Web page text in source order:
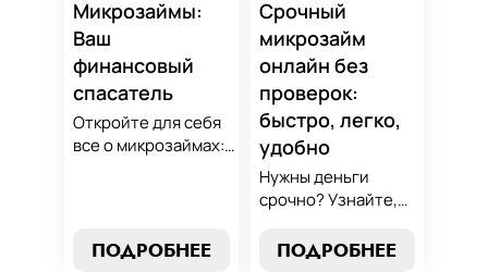
поддержит вашу
финансовую
стабильность.
Микрозаймы:
Ваш
финансовый
спасатель
Откройте для себя
все о микрозаймах:
погашения. Наше
ПОДРОБНЕЕ
Срочный
микрозайм
онлайн без
проверок:
быстро, легко,
удобно
Нужны деньги
срочно? Узнайте,
срочный
ПОДРОБНЕЕ